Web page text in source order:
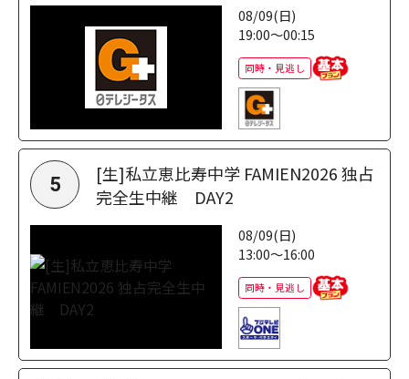
08/09(日)
19:00～00:15
同時・見逃し
5
[生]私立恵比寿中学 FAMIEN2026 独占
完全生中継 DAY2
08/09(日)
13:00～16:00
同時・見逃し